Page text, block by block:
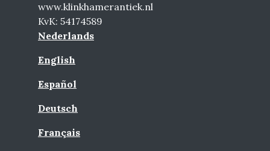
www.klinkhamerantiek.nl
KvK: 54174589
Nederlands
English
Español
Deutsch
Français